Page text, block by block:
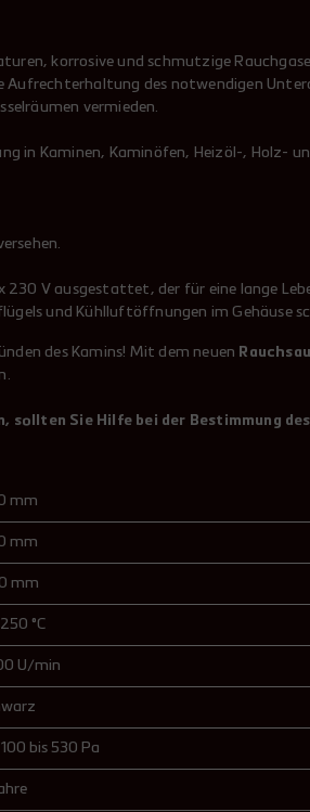
korrosive und schmutzige
des notwendigen
vermieden.
in Kaminen, Kaminöfen, Heizöl-, Holz-
V ausgestattet, der für eine lange
und Kühlluftöffnungen im Gehäuse
des Kamins! Mit dem neuen
sollten Sie Hilfe bei der Bestimmung
mm
mm
mm
°C
U/min
100 bis 530 Pa